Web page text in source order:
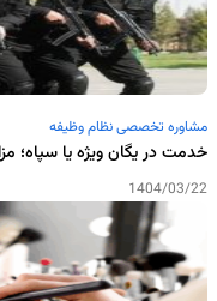
مشاوره تخصصی نظام وظیفه
خدمت در یگان ویژه یا سپاه؛
1404/03/22